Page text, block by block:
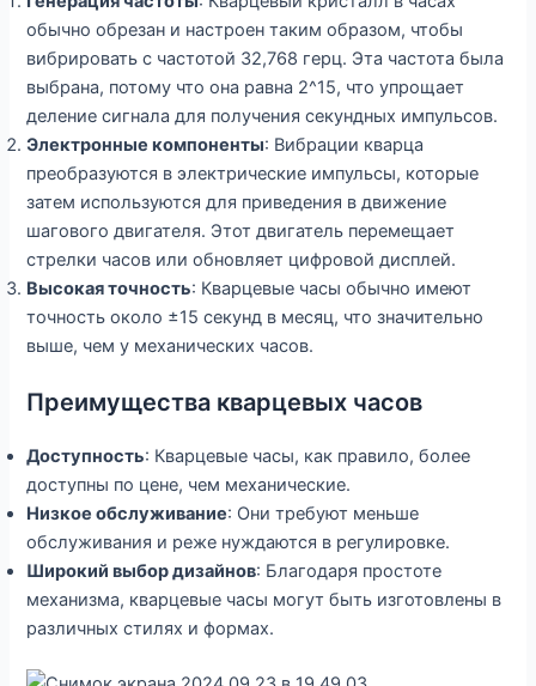
обычно обрезан и настроен таким образом, чтобы
вибрировать с частотой 32,768 герц. Эта частота была
выбрана, потому что она равна 2^15, что упрощает
деление сигнала для получения секундных импульсов.
Электронные компоненты: Вибрации кварца
преобразуются в электрические импульсы, которые
затем используются для приведения в движение
шагового двигателя. Этот двигатель перемещает
стрелки часов или обновляет цифровой дисплей.
Высокая точность: Кварцевые часы обычно имеют
точность около ±15 секунд в месяц, что значительно
выше, чем у механических часов.
Преимущества кварцевых часов
Доступность: Кварцевые часы, как правило, более
доступны по цене, чем механические.
Низкое обслуживание: Они требуют меньше
обслуживания и реже нуждаются в регулировке.
Широкий выбор дизайнов: Благодаря простоте
механизма, кварцевые часы могут быть изготовлены в
различных стилях и формах.